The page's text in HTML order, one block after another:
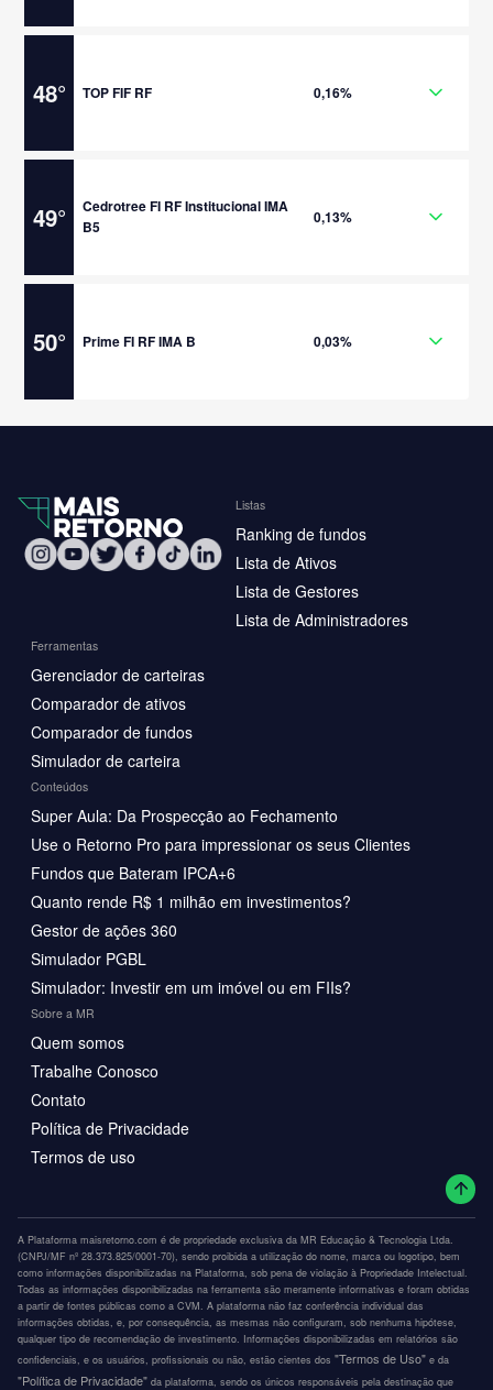
48° TOP FIF RF 0,16%
49°
Cedrotree FI RF Institucional IMA
B5
0,13%
50° Prime FI RF IMA B 0,03%
Listas
Ranking de fundos
Lista de Ativos
Lista de Gestores
Lista de Administradores
Ferramentas
Gerenciador de carteiras
Comparador de ativos
Comparador de fundos
Simulador de carteira
Conteúdos
Super Aula: Da Prospecção ao Fechamento
Use o Retorno Pro para impressionar os seus Clientes
Fundos que Bateram IPCA+6
Quanto rende R$ 1 milhão em investimentos?
Gestor de ações 360
Simulador PGBL
Simulador: Investir em um imóvel ou em FIIs?
Sobre a MR
Quem somos
Trabalhe Conosco
Contato
Política de Privacidade
Termos de uso
A Plataforma maisretorno.com é de propriedade exclusiva da MR Educação & Tecnologia Ltda.
(CNPJ/MF nº 28.373.825/0001-70), sendo proibida a utilização do nome, marca ou logotipo, bem
como informações disponibilizadas na Plataforma, sob pena de violação à Propriedade Intelectual.
Todas as informações disponibilizadas na ferramenta são meramente informativas e foram obtidas
a partir de fontes públicas como a CVM. A plataforma não faz conferência individual das
informações obtidas, e, por consequência, as mesmas não configuram, sob nenhuma hipótese,
qualquer tipo de recomendação de investimento. Informações disponibilizadas em relatórios são
confidenciais, e os usuários, profissionais ou não, estão cientes dos "Termos de Uso" e da
"Política de Privacidade" da plataforma, sendo os únicos responsáveis pela destinação que